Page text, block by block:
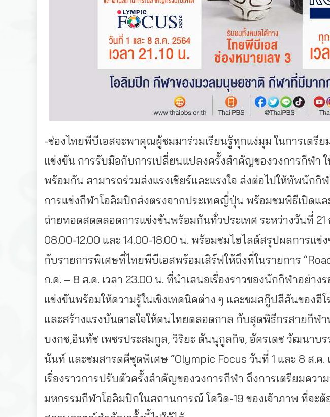
-ช่องไทยพีบีเอสจะพาคุณผู้ชมมาร่วมเรียนรู้ทุกแง่มุม ในการเตรี
แข่งขัน การรับมือกับการเปลี่ยนแปลงครั้งสำคัญของวงการกีฬา
พร้อมกัน สามารถร่วมส่งแรงเชียร์และแรงใจ ส่งต่อไปให้ทัพนักกี
การแข่งกีฬาโอลิมปิกส่งตรงจากประเทศญี่ปุ่น พร้อมชมพิธีเปิดแ
ถ่ายทอดสดตลอดการแข่งขันพร้อมกันทั่วประเทศ ระหว่างวันที่ 21
08.00-12.00 และ 14.00-18.00 น. พร้อมชมไฮไลต์สรุปผลการแ
กับรายการพิเศษที่ไทยพีบีเอสพร้อมเสิร์ฟให้ถึงที่ในรายการ
ก.ค. – 8 ส.ค. เวลา 23.00 น. ที่นำเสนอเรื่องราวของนักกีฬาอย่าง
แข่งขันพร้อมให้ความรู้ในเชิงเทคนิคต่าง ๆ และชมสกู๊ปสีสันของฮี
และสร้างแรงบันดาลใจให้คนไทยตลอดกาล กับสุดพิธีกรสายกีฬ
บงกช,อินทัช เพชรประสมกูล, วิริยะ ตันนุกูลกิจ, อัครเดช วัฒนาบ
นันท์ และชมสารดคีชุดพิเศษ “Olympic Focus วันที่ 1 และ 8 ส.ค.
เรื่องราวการปรับตัวครั้งสำคัญของวงการกีฬา ถึงการเตรียมคว
มหกรรมกีฬาโอลิมปิกในสถานการณ์ โควิด-19 ของเจ้าภาพ ที่จะต้